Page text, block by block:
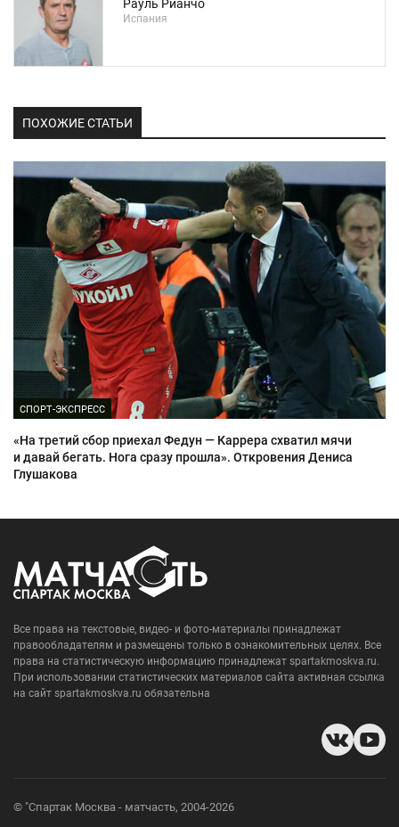
Рауль Рианчо
Испания
ПОХОЖИЕ СТАТЬИ
СПОРТ-ЭКСПРЕСС
«На третий сбор приехал Федун — Каррера схватил мячи
и давай бегать. Нога сразу прошла». Откровения Дениса
Глушакова
Все права на текстовые, видео- и фото-материалы принадлежат
правообладателям и размещены только в ознакомительных целях. Все
права на статистическую информацию принадлежат spartakmoskva.ru.
При использовании статистических материалов сайта активная ссылка
на сайт spartakmoskva.ru обязательна
© "Спартак Москва - матчасть, 2004-2026